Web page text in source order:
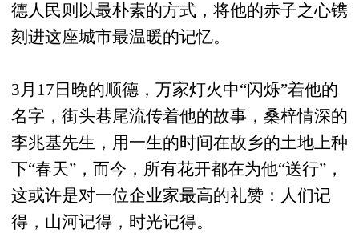
德人民则以最朴素的方式，将他的赤子之心镌
刻进这座城市最温暖的记忆。
3月17日晚的顺德，万家灯火中“闪烁”着他的
名字，街头巷尾流传着他的故事，桑梓情深的
李兆基先生，用一生的时间在故乡的土地上种
下“春天”，而今，所有花开都在为他“送行”，
这或许是对一位企业家最高的礼赞：人们记
得，山河记得，时光记得。